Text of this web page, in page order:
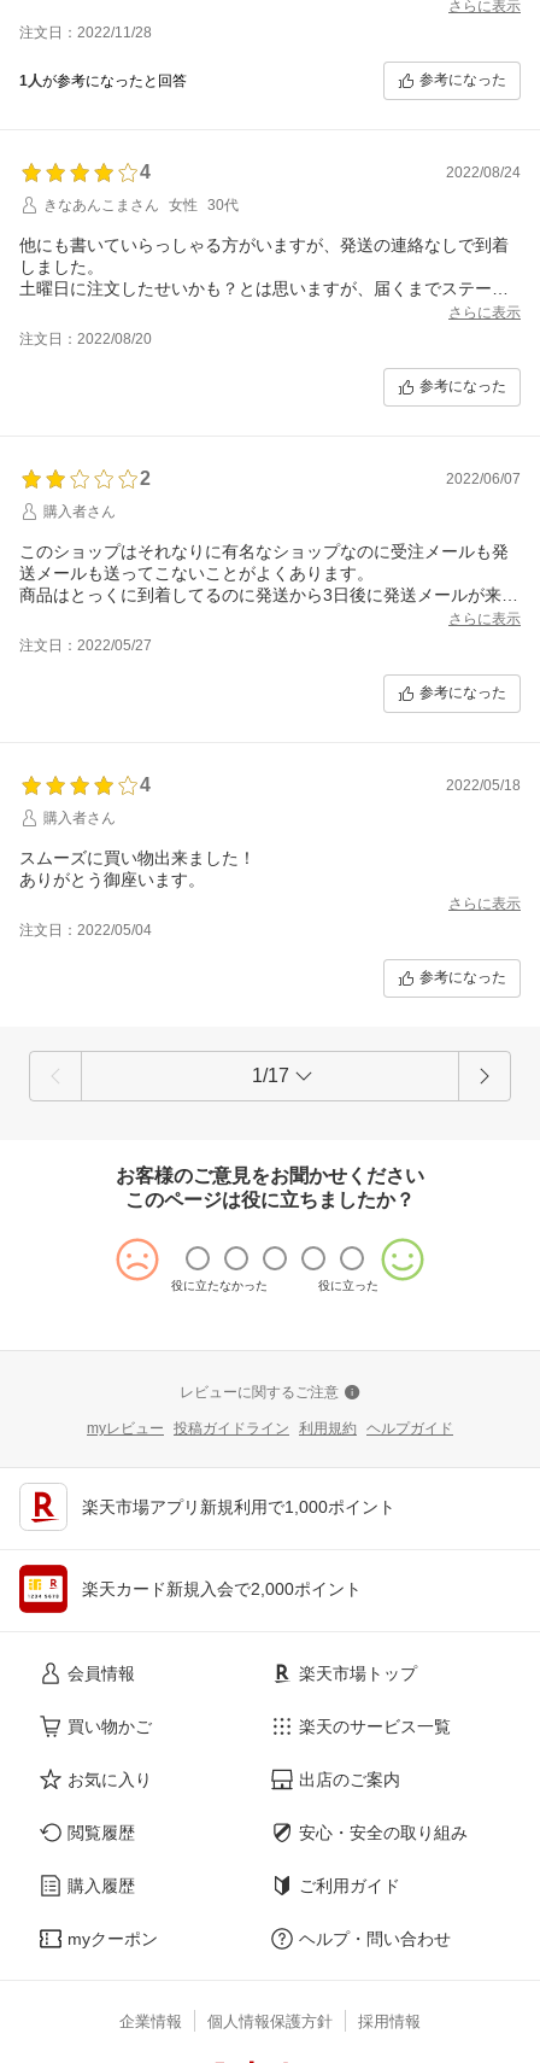
さらに表示
注文日：2022/11/28
1人が参考になったと回答 参考になった
4
2022/08/24
きなあんこまさん
女性 30代
他にも書いていらっしゃる方がいますが、発送の連絡なしで到着
しました。
土曜日に注文したせいかも？とは思いますが、届くまでステータ
発送は早かったですし、梱包も丁寧だったので連絡がなかった事
さらに表示
注文日：2022/08/20
参考になった
2
2022/06/07
購入者さん
このショップはそれなりに有名なショップなのに受注メールも発
送メールも送ってこないことがよくあります。
商品はとっくに到着してるのに発送から3日後に発送メールが来て
小さなお店でももっとちゃんとしてます。
をしないといけなくなったりするので気をつけてください。
楽天アプリの表示もとっくに荷物が届いてるのに「ご注文確認
さらに表示
注文日：2022/05/27
参考になった
4
2022/05/18
購入者さん
スムーズに買い物出来ました！
ありがとう御座います。
さらに表示
注文日：2022/05/04
参考になった
1/17
お客様のご意見をお聞かせください
このページは役に立ちましたか？
役に立たなかった 役に立った
レビューに関するご注意
myレビュー 投稿ガイドライン 利用規約 ヘルプガイド
楽天市場アプリ新規利用で1,000ポイント
楽天カード新規入会で2,000ポイント
会員情報
買い物かご
お気に入り
閲覧履歴
購入履歴
myクーポン
楽天市場トップ
楽天のサービス一覧
出店のご案内
安心・安全の取り組み
ご利用ガイド
ヘルプ・問い合わせ
企業情報 個人情報保護方針 採用情報